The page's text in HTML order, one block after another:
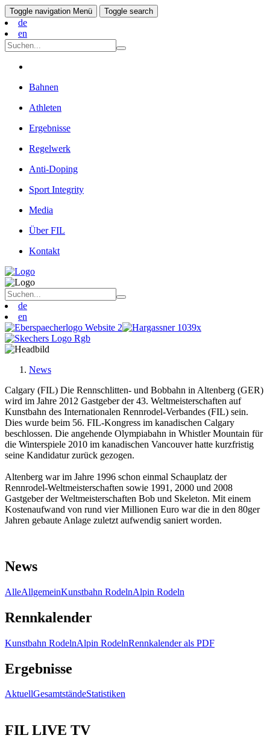
Toggle navigation Menü Toggle search
de
en
Bahnen
Athleten
Ergebnisse
Regelwerk
Anti-Doping
Sport Integrity
Media
Über FIL
Kontakt
de
en
News
Calgary (FIL) Die Rennschlitten- und Bobbahn in Altenberg (GER)
wird im Jahre 2012 Gastgeber der 43. Weltmeisterschaften auf
Kunstbahn des Internationalen Rennrodel-Verbandes (FIL) sein.
Dies wurde beim 56. FIL-Kongress im kanadischen Calgary
beschlossen. Die angehende Olympiabahn in Whistler Mountain für
die Winterspiele 2010 im kanadischen Vancouver hatte kurzfristig
seine Kandidatur zurück gezogen.
Altenberg war im Jahre 1996 schon einmal Schauplatz der
Rennrodel-Weltmeisterschaften sowie 1991, 2000 und 2008
Gastgeber der Weltmeisterschaften Bob und Skeleton. Mit einem
Kostenaufwand von rund vier Millionen Euro war die in den 80ger
Jahren gebaute Anlage zuletzt aufwendig saniert worden.
News
AlleAllgemeinKunstbahn RodelnAlpin Rodeln
Rennkalender
Kunstbahn RodelnAlpin RodelnRennkalender als PDF
Ergebnisse
AktuellGesamtständeStatistiken
FIL LIVE TV